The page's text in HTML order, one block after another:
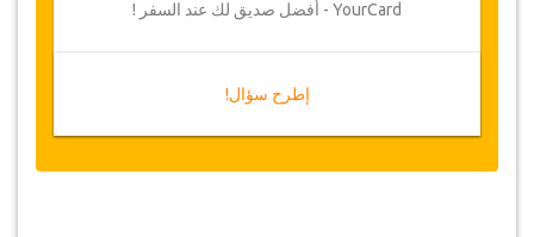
YourCard - أفضل صديق لك عند السفر !
إطرح سؤال!